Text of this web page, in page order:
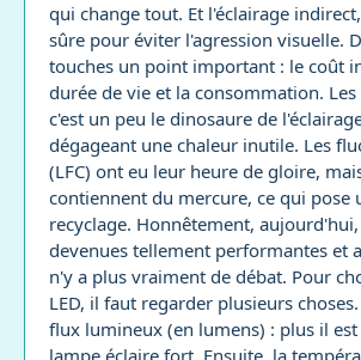
qui change tout. Et l'éclairage
sûre pour éviter l'agression visuelle.
touches un point important : le coût
durée de vie et la consommation. Les
c'est un peu le dinosaure de
dégageant une chaleur inutile. Les
(LFC) ont eu leur heure de gloire,
contiennent du mercure, ce qui pose
recyclage. Honnêtement, aujourd'hui,
devenues tellement performantes et
n'y a plus vraiment de débat. Pour
LED, il faut regarder plusieurs
flux lumineux (en lumens) : plus il
lampe éclaire fort. Ensuite, la